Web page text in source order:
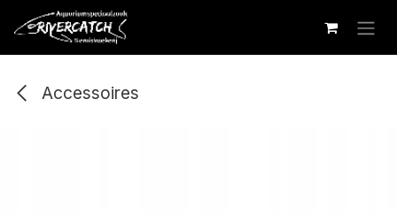
Overslaan naar inhoud
Accessoires